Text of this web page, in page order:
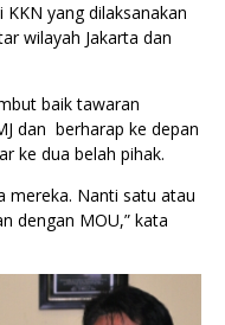
yang dilaksanakan
wilayah Jakarta dan
baik tawaran
dan berharap ke depan
ke dua belah pihak.
mereka. Nanti satu atau
dengan MOU,” kata